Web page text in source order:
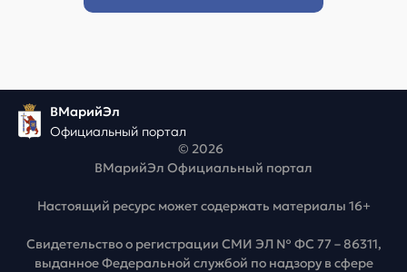
ВМарийЭл
Официальный портал
© 2026
ВМарийЭл Официальный портал
Настоящий ресурс может содержать материалы 16+
Свидетельство о регистрации СМИ ЭЛ № ФС 77 – 86311,
выданное Федеральной службой по надзору в сфере